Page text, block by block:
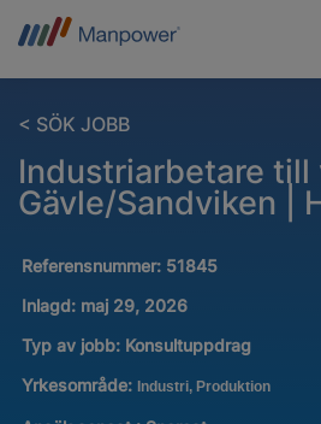
< SÖK JOBB
Industriarbetare till
Gävle/Sandviken |
Referensnummer: 51845
Inlagd: maj 29, 2026
Typ av jobb: Konsultuppdrag
Yrkesområde: Industri, Produktion